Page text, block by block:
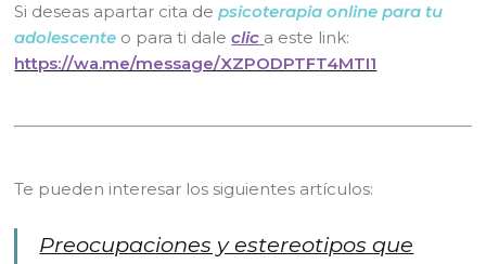
Si deseas apartar cita depsicoterapia online para tu
adolescente o para ti daleclic a este link:
https://wa.me/message/XZPODPTFT4MTI1
Te pueden interesar los siguientes artículos:
Preocupaciones y estereotipos que